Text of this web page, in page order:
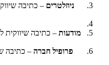
ניוזלטרים – כתיבה
מודעות – כתיבה שיווקית
פרופיל חברה – כתיבה